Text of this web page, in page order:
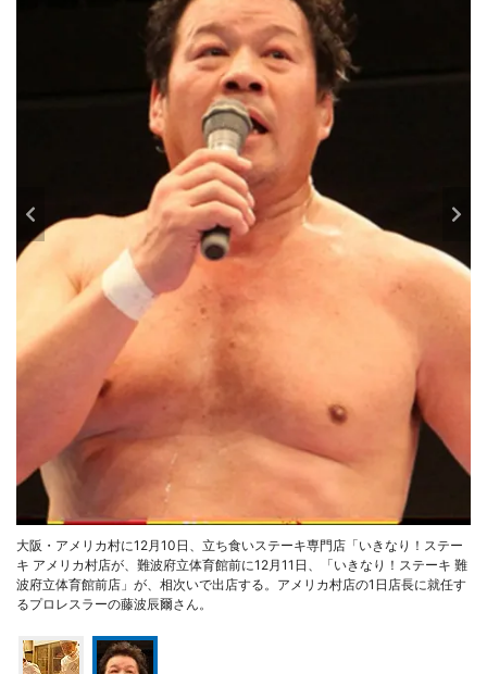
大阪・アメリカ村に12月10日、立ち食いステーキ専門店「いきなり！ステー
キ アメリカ村店が、難波府立体育館前に12月11日、「いきなり！ステーキ 難
波府立体育館前店」が、相次いで出店する。アメリカ村店の1日店長に就任す
るプロレスラーの藤波辰爾さん。